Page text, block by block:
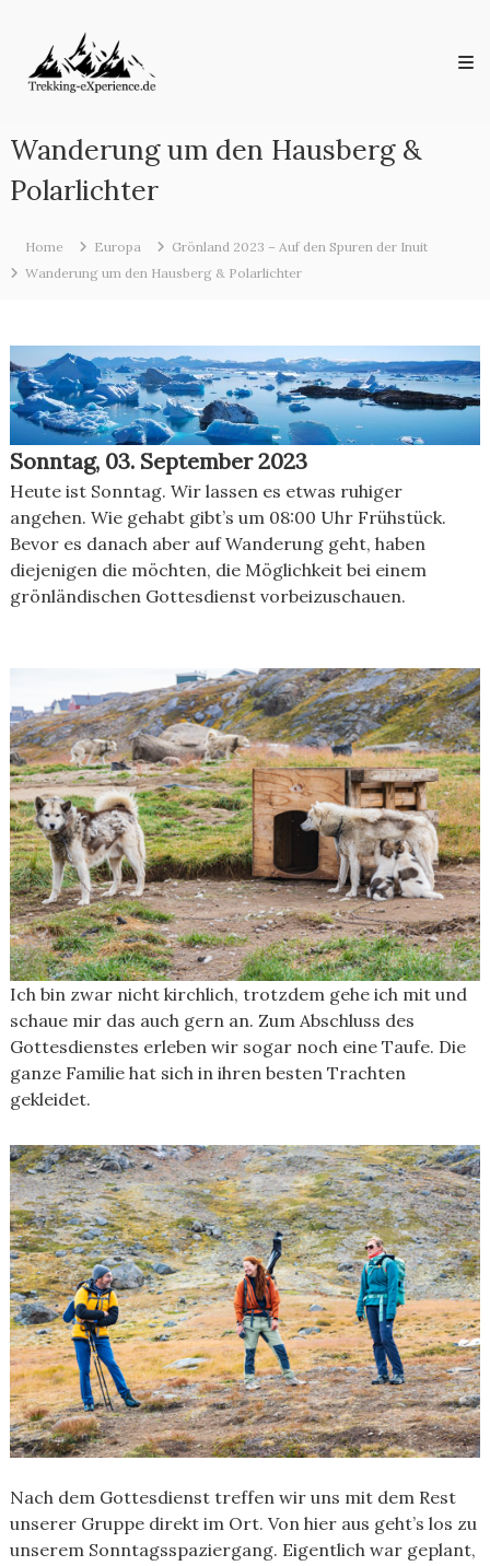
content
eXperience.de
Reiseberichte
aus
Welt
Wanderung um den Hausberg &
Polarlichter
Home Europa
Grönland 2023 – Auf den Spuren der Inuit
Wanderung um den Hausberg & Polarlichter
Sonntag, 03. September 2023
Heute ist Sonntag. Wir lassen es etwas ruhiger
angehen. Wie gehabt gibt’s um 08:00 Uhr Frühstück.
Bevor es danach aber auf Wanderung geht, haben
diejenigen die möchten, die Möglichkeit bei einem
grönländischen Gottesdienst vorbeizuschauen.
Ich bin zwar nicht kirchlich, trotzdem gehe ich mit und
schaue mir das auch gern an. Zum Abschluss des
Gottesdienstes erleben wir sogar noch eine Taufe. Die
ganze Familie hat sich in ihren besten Trachten
gekleidet.
Nach dem Gottesdienst treffen wir uns mit dem Rest
unserer Gruppe direkt im Ort. Von hier aus geht’s los zu
unserem Sonntagsspaziergang. Eigentlich war geplant,